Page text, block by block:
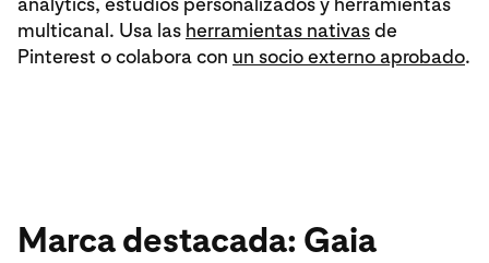
multicanal. Usa las herramientas nativasde
Pinterest o colabora con un socio externo aprobado.
Marca destacada: Gaia